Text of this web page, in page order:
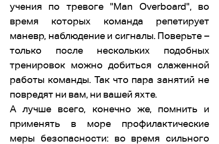
учения по тревоге "Man Overboard", во
время которых команда репетирует
маневр, наблюдение и сигналы. Поверьте –
только после нескольких подобных
тренировок можно добиться слаженной
работы команды. Так что пара занятий не
повредят ни вам, ни вашей яхте.
А лучше всего, конечно же, помнить и
применять в море профилактические
меры безопасности: во время сильного